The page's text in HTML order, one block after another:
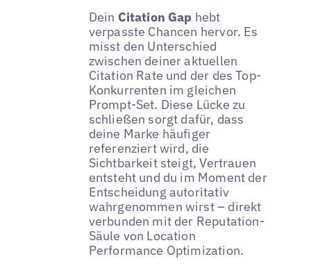
Dein Citation Gap hebt
verpasste Chancen hervor. Es
misst den Unterschied
zwischen deiner aktuellen
Citation Rate und der des Top-
Konkurrenten im gleichen
Prompt-Set. Diese Lücke zu
schließen sorgt dafür, dass
deine Marke häufiger
referenziert wird, die
Sichtbarkeit steigt, Vertrauen
entsteht und du im Moment der
Entscheidung autoritativ
wahrgenommen wirst – direkt
verbunden mit der Reputation-
Säule von Location
Performance Optimization.